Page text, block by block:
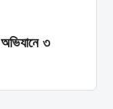
৩